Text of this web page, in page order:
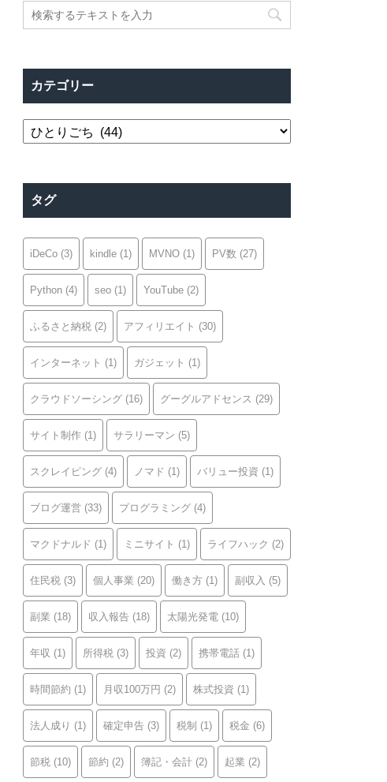
カテゴリー
カ
リ
ー
タグ
iDeCo (3) kindle (1) MVNO (1) PV数 (27)
Python (4) seo (1) YouTube (2)
ふるさと納税 (2) アフィリエイト (30)
インターネット (1) ガジェット (1)
クラウドソーシング (16) グーグルアドセンス (29)
サイト制作 (1) サラリーマン (5)
スクレイピング (4) ノマド (1) バリュー投資 (1)
ブログ運営 (33) プログラミング (4)
マクドナルド (1) ミニサイト (1) ライフハック (2)
住民税 (3) 個人事業 (20) 働き方 (1) 副収入 (5)
副業 (18) 収入報告 (18) 太陽光発電 (10)
年収 (1) 所得税 (3) 投資 (2) 携帯電話 (1)
時間節約 (1) 月収100万円 (2) 株式投資 (1)
法人成り (1) 確定申告 (3) 税制 (1) 税金 (6)
節税 (10) 節約 (2) 簿記・会計 (2) 起業 (2)